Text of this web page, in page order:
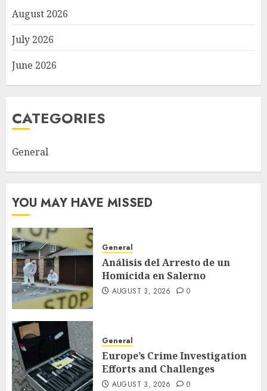
August 2026
July 2026
June 2026
CATEGORIES
General
YOU MAY HAVE MISSED
General
Análisis del Arresto de un
Homicida en Salerno
AUGUST 3, 2026 0
General
Europe’s Crime Investigation
Efforts and Challenges
AUGUST 3, 2026 0